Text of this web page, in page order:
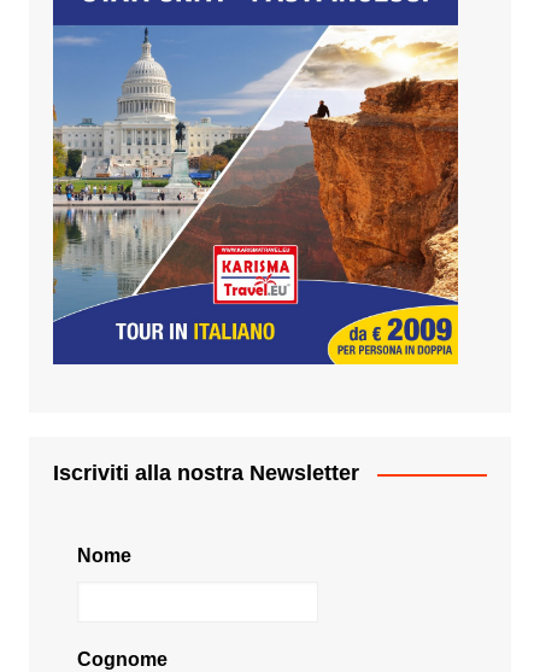
Iscriviti alla nostra Newsletter
Nome
Cognome